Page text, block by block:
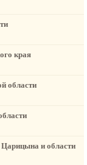
края
области
и области